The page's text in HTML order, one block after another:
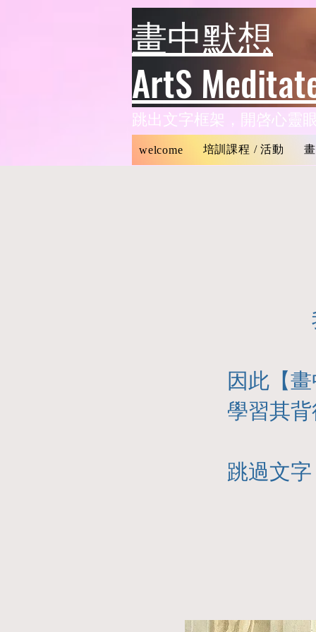
畫中默想
ArtS
跳出文字框架，開啓心靈
welcome 培訓課程 / 活動
因此【
學習其
跳過文